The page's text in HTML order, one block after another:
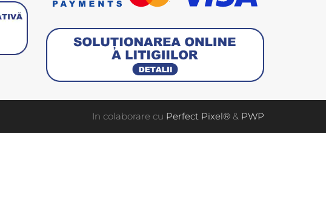
In colaborare cu Perfect Pixel® & PWP